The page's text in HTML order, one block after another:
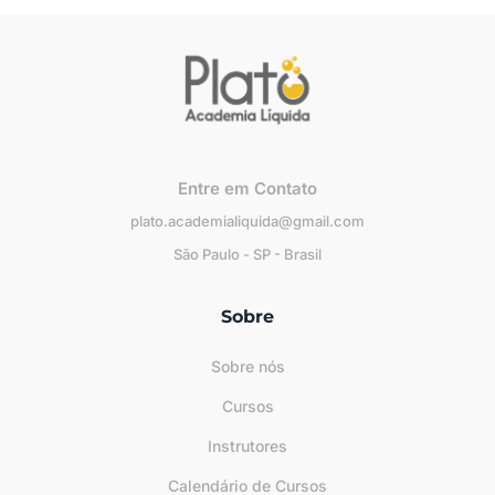
Entre em Contato
plato.academialiquida@gmail.com
São Paulo - SP - Brasil
Sobre
Sobre nós
Cursos
Instrutores
Calendário de Cursos